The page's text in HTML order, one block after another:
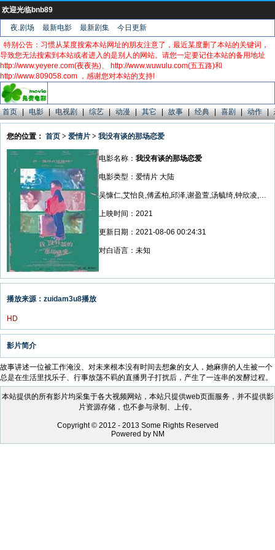
欢迎光临bnb89
夜.剧场 最新电影 最新剧集
今日更新
特别公告：习惯从某度搜索本站网址的朋友注意了，最近某度删了本站的关键词，
导致您无法搜索到本站或者进入的是别人的网站。请您一定要记住本站的备用地址
http://www.yeyere.com(夜夜热)、 http://www.wuwulu.com(五五路)和
http://www.809058.com ，感谢您对本站的支持!
首页 | 电影 | 电视剧 | 综艺 | 动漫 | 其它 | 故事 | 经典 | 喜剧 | 动作 |
您的位置： 首页 > 爱情片 > 我没有谈的那场恋爱
电影名称： 我没有谈的那场恋爱
电影类型：爱情片 大陆
吴慷仁,艾怡良,傅孟柏,邱泽,谢盈萱,汤毓绮,钟欣凌,张耀仁
上映时间：2021
更新日期：2021-08-06 00:24:31
对白语言：未知
播放来源：zuidam3u8播放
HD
影片简介
故事讲述一位被工作淹没、对未来根本没有时间去想象的女人，她麻痹的人生被一个
总是在生活里找乐子、行事放荡不羁的直播男子打扰后，产生了一连串的发酵过程。
本站提供的所有影片均采集于各大视频网站，本站只提供web页面服务，并不提供影
片资源存储，也不参与录制、上传。
Copyright © 2012 - 2013 Some Rights Reserved
Powered by NM